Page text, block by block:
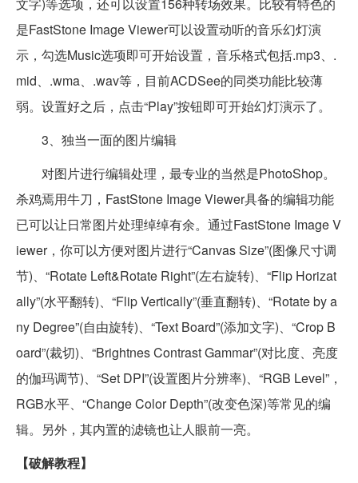
是FastStone Image Viewer可以设置动听的音乐幻灯演
示，勾选Music选项即可开始设置，音乐格式包括.mp3、.
mid、.wma、.wav等，目前ACDSee的同类功能比较薄
弱。设置好之后，点击“Play”按钮即可开始幻灯演示了。
3、独当一面的图片编辑
对图片进行编辑处理，最专业的当然是PhotoShop。
杀鸡焉用牛刀，FastStone Image Viewer具备的编辑功能
已可以让日常图片处理绰绰有余。通过FastStone Image V
iewer，你可以方便对图片进行“Canvas Size”(图像尺寸调
节)、“Rotate Left&Rotate Right”(左右旋转)、“Flip Horizat
ally”(水平翻转)、“Flip Vertically”(垂直翻转)、“Rotate by a
ny Degree”(自由旋转)、“Text Board”(添加文字)、“Crop B
oard”(裁切)、“Brightnes Contrast Gammar”(对比度、亮度
的伽玛调节)、“Set DPI”(设置图片分辨率)、“RGB Level”，
RGB水平、“Change Color Depth”(改变色深)等常见的编
辑。另外，其内置的滤镜也让人眼前一亮。
【破解教程】